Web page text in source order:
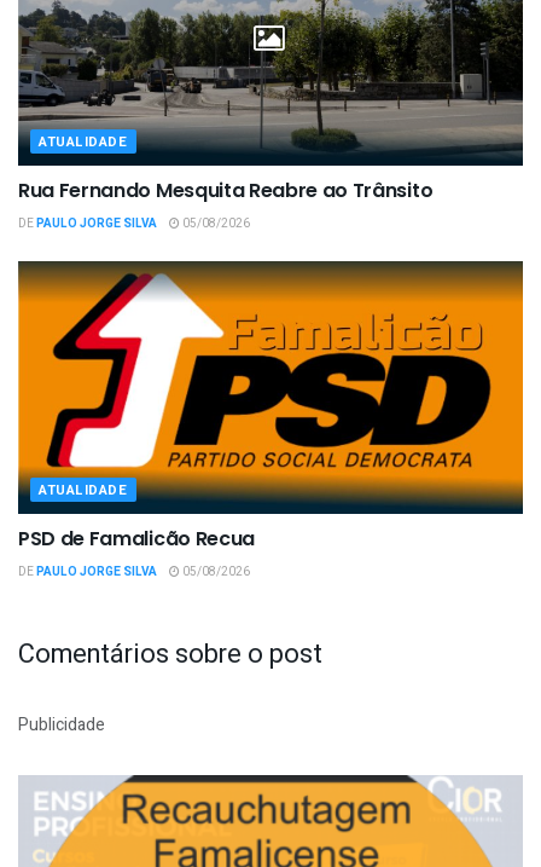
ATUALIDADE
Rua Fernando Mesquita Reabre ao Trânsito
DEPAULO JORGE SILVA 05/08/2026
ATUALIDADE
PSD de Famalicão Recua
DEPAULO JORGE SILVA 05/08/2026
Comentários sobre o post
Publicidade